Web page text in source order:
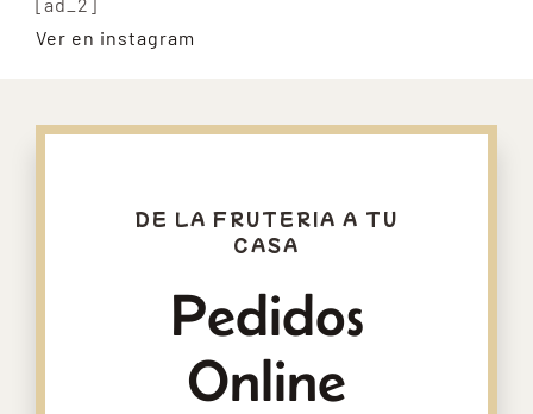
Ver en instagram
DE LA FRUTERIA A TU
CASA
Pedidos
Online